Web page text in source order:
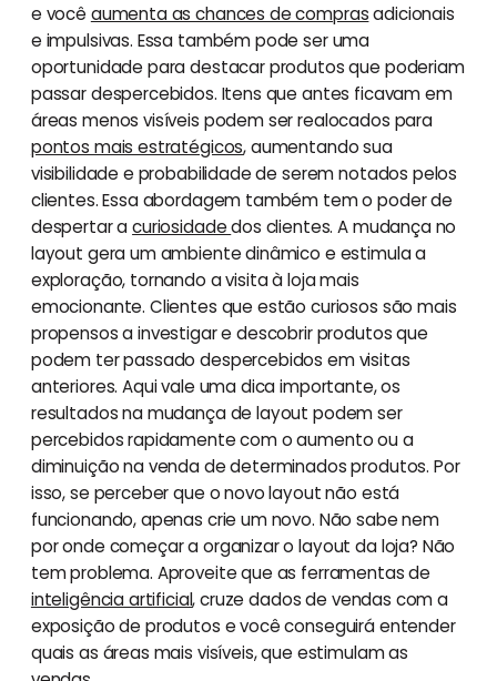
e você aumenta as chances de comprasadicionais
e impulsivas. Essa também pode ser uma
oportunidade para destacar produtos que poderiam
passar despercebidos. Itens que antes ficavam em
áreas menos visíveis podem ser realocados para
pontos mais estratégicos, aumentando sua
visibilidade e probabilidade de serem notados pelos
clientes. Essa abordagem também tem o poder de
despertar acuriosidadedos clientes. A mudança no
layout gera um ambiente dinâmico e estimula a
exploração, tornando a visita à loja mais
emocionante. Clientes que estão curiosos são mais
propensos a investigar e descobrir produtos que
podem ter passado despercebidos em visitas
anteriores. Aqui vale uma dica importante, os
resultados na mudança de layout podem ser
percebidos rapidamente com o aumento ou a
diminuição na venda de determinados produtos. Por
isso, se perceber que o novo layout não está
funcionando, apenas crie um novo. Não sabe nem
por onde começar a organizar o layout da loja? Não
tem problema. Aproveite que as ferramentas de
inteligência artificial, cruze dados de vendas com a
exposição de produtos e você conseguirá entender
quais as áreas mais visíveis, que estimulam as